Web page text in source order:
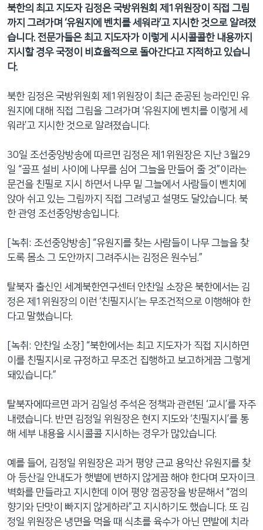
로
이
동
검
색
로
이
등
북한의 최고 지도자 김정은 국방위원회 제1위원장이 직접 그림
까지 그려가며 ‘유원지에 벤치를 세워라’고 지시한 것으로 알려졌
습니다. 전문가들은 최고 지도자가 이렇게 시시콜콜한 내용까지
지시할 경우 국정이 비효율적으로 돌아간다고 지적하고 있습니
다.
북한 김정은 국방위원회 제1위원장이 최근 준공된 능라인민 유
원지에 대해 직접 그림을 그려가며 ‘유원지에 벤치를 이렇게 세
워라’고 지시한 것으로 알려졌습니다.
30일 조선중앙방송에 따르면 김정은 제1위원장은 지난 3월29
일 “골프 설비 사이에 나무를 심어 그늘을 만들어 줄 것”이라는
문건을 친필로 지시 하면서 나무 밑 그늘에서 사람들이 벤치에
앉아 쉬고 있는 그림까지 직접 그려넣고 설명도 달았습니다. 북
한 관영 조선중앙방송입니다.
[녹취: 조선중앙방송] “유원지를 찾는 사람들이 나무 그늘을 찾
도록 몸소 그 도안까지 그려주시는 김정은 원수님.”
탈북자 출신인 세계북한연구센터 안찬일 소장은 북한에서는 김
정은 제1위원장의 이런 ‘친필지시’는 무조건적으로 이행해야 한
다고 말했습니다.
[녹취: 안찬일 소장] “북한에서는 최고 지도자가 직접 지시하면
이를 친필지시로 규정하고 무조건 집행하고 보고하게끔 그렇게
돼있습니다.”
탈북자에따르면 과거 김일성 주석은 정책과 관련된 ‘교시’를 자주
내렸습니다. 반면 김정일 위원장은 현지 지도와 ‘친필지시’를 통
해 세부 내용을 시시콜콜 지시하는 경우가 많았습니다.
예를 들어, 김정일 위원장은 과거 평양 근교 용악산 유원지를 찾
아 등산길 안내도가 햇볕에 변하지 않게끔 해야 한다며 모자이크
벽화를 만들라고 지시한데 이어 평양 껌공장을 방문해서 “껌의
향기와 단맛이 빠지지 않게하라”고 지시하기도 했습니다. 또 김
정일 위원장은 냉면을 먹을 때 식초를 육수가 아닌 면발에 치라